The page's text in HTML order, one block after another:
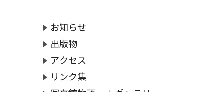
お知らせ
出版物
アクセス
リンク集